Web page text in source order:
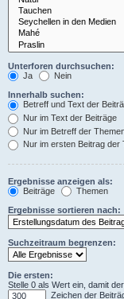
Unterforen durchsuchen:
Ja
Nein
Innerhalb suchen:
Betreff und Text der
Nur im Text der Beiträge
Nur im Betreff der
Nur im ersten Beitrag der
Ergebnisse anzeigen als:
Beiträge
Themen
Ergebnisse sortieren nach:
Suchzeitraum begrenzen:
Die ersten:
Stelle 0 als Wert ein, damit
Zeichen der